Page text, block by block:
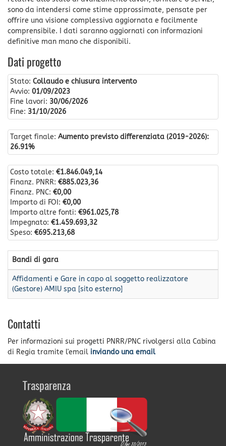
sono da intendersi come stime approssimate, pensate per
offrire una visione complessiva aggiornata e facilmente
comprensibile. I dati saranno aggiornati con informazioni
definitive man mano che disponibili.
Dati progetto
Stato: Collaudo e chiusura intervento
Avvio: 01/09/2023
Fine lavori: 30/06/2026
Fine: 31/10/2026
Target finale: Aumento previsto differenziata (2019-2026):
26.91%
Costo totale: €1.846.049,14
Finanz. PNRR: €885.023,36
Finanz. PNC: €0,00
Importo di FOI: €0,00
Importo altre fonti: €961.025,78
Impegnato: €1.459.693,32
Speso: €695.213,68
Bandi di gara
Affidamenti e Gare in capo al soggetto realizzatore
(Gestore) AMIU spa [sito esterno]
Contatti
Per informazioni sui progetti PNRR/PNC rivolgersi alla Cabina
di Regia tramite l'email inviando una email
Trasparenza